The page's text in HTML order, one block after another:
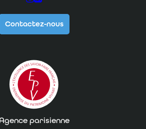
Contactez-nous
parisienne